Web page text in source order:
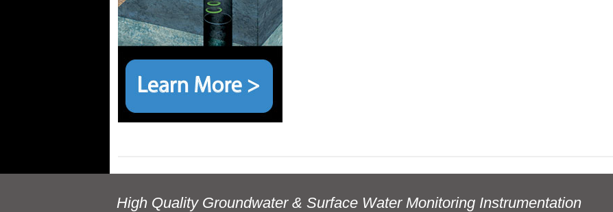
High Quality Groundwater & Surface Water Monitoring Instrumentation